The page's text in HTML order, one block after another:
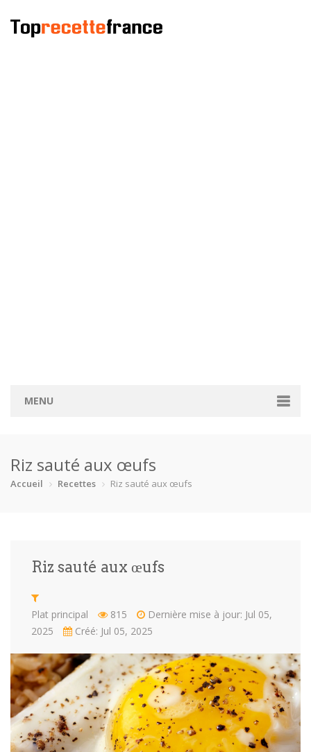
MENU
Catégories
Gâteaux Pain
Plat princ… Poisson Porc Poulet
Soupes St valenti…
Viande
Recettes
Conseils et astuces
Riz sauté aux œufs
Accueil Recettes Riz sauté aux œufs
Riz sauté aux œufs
Plat principal 815
Dernière mise à jour: Jul 05,
2025
Créé: Jul 05, 2025